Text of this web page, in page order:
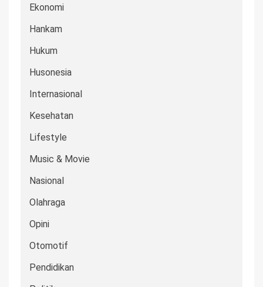
Ekonomi
Hankam
Hukum
Husonesia
Internasional
Kesehatan
Lifestyle
Music & Movie
Nasional
Olahraga
Opini
Otomotif
Pendidikan